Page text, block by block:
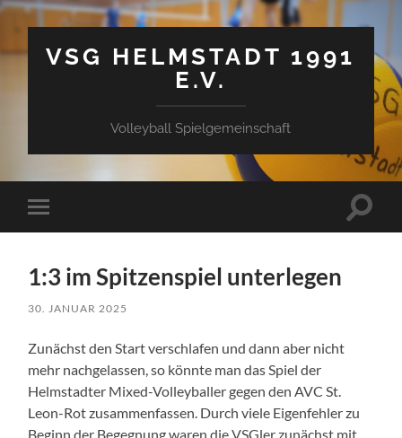
VSG HELMSTADT 1991
E.V.
Volleyball Spielgemeinschaft
Mobile-
Menü
1:3 im Spitzenspiel unterlegen
30. JANUAR 2025
Zunächst den Start verschlafen und dann aber nicht
mehr nachgelassen, so könnte man das Spiel der
Helmstadter Mixed-Volleyballer gegen den AVC St.
Leon-Rot zusammenfassen. Durch viele Eigenfehler zu
Beginn der Begegnung waren die VSGler zunächst mit